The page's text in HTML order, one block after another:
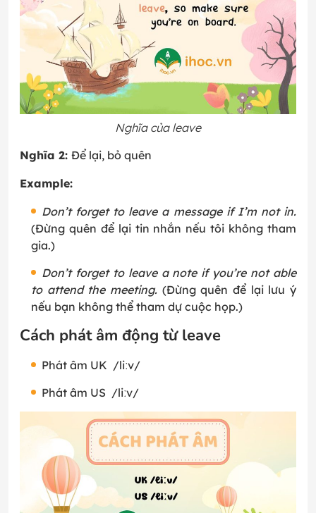
Nghĩa của leave
Nghĩa 2: Để lại, bỏ quên
Example:
Don’t forget to leave a message if I’m not in.
(Đừng quên để lại tin nhắn nếu tôi không tham
gia.)
Don’t forget to leave a note if you’re not able
to attend the meeting. (Đừng quên để lại lưu ý
nếu bạn không thể tham dự cuộc họp.)
Cách phát âm động từ leave
Phát âm UK /liːv/
Phát âm US /liːv/